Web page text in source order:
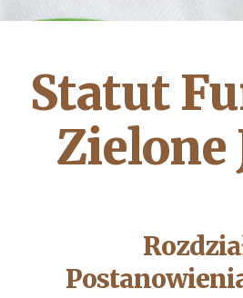
Statut
Zielone